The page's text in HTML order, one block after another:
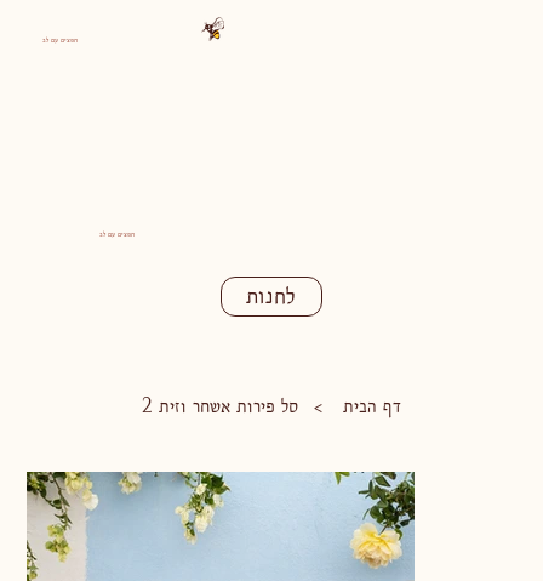
חפצים עם לב
דף הבית > סל פירות אשחר וזית 2
חפצים עם לב
לחנות